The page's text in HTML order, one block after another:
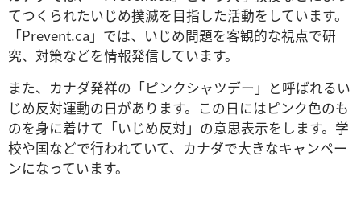
てつくられたいじめ撲滅を目指した活動をしています。
「Prevent.ca」では、いじめ問題を客観的な視点で研
究、対策などを情報発信しています。
また、カナダ発祥の「ピンクシャツデー」と呼ばれるい
じめ反対運動の日があります。この日にはピンク色のも
のを身に着けて「いじめ反対」の意思表示をします。学
校や国などで行われていて、カナダで大きなキャンペー
ンになっています。